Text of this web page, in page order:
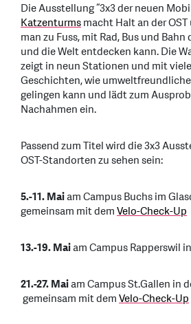
Die Ausstellung “3x3 der neuen
Katzenturmsmacht Halt an der
man zu Fuss, mit Rad, Bus und
und die Welt entdecken kann. Die
zeigt in neun Stationen und mit
Geschichten, wie
gelingen kann und lädt zum
Nachahmen ein.
Passend zum Titel wird die 3x3
OST-Standorten zu sehen sein:
5.-11. Maiam Campus Buchs im
gemeinsam mit demVelo-Check-Up
13.-19. Maiam Campus Rapperswil
21.-27. Maiam Campus St.Gallen in
gemeinsam mit demVelo-Check-Up